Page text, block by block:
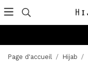
Page d'accueil / Hijab /